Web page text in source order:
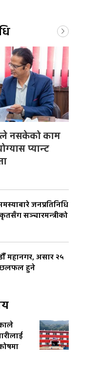
नसकेको काम
प्यान्ट
जनप्रतिनिधि
सञ्चारमन्त्रीको
महानगर, असार २५
छलफल हुने